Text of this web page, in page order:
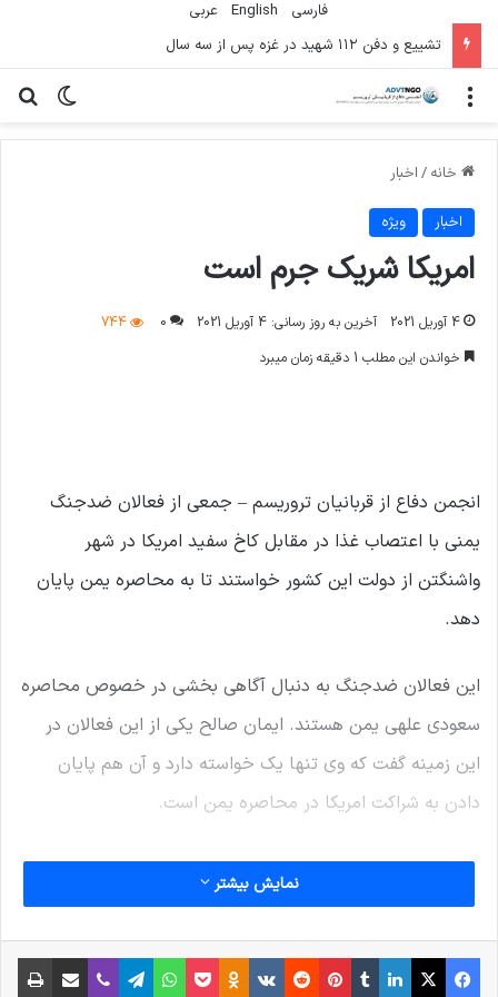
فارسی English
عربي
تشییع و دفن ۱۱۲ شهید در غزه پس از سه سال
تغییر منو
خانه / اخبار
اخبار ویژه
امریکا شریک جرم است
4 آوریل 2021 آخرین به روز رسانی: 4 آوریل 2021 0
744
خواندن این مطلب 1 دقیقه زمان میبرد
انجمن دفاع از قربانیان تروریسم – جمعی از فعالان ضدجنگ
یمنی با اعتصاب غذا در مقابل کاخ سفید امریکا در شهر
واشنگتن از دولت این کشور خواستند تا به محاصره یمن پایان
دهد.
این فعالان ضدجنگ به دنبال آگاهی بخشی در خصوص محاصره
سعودی علهی یمن هستند. ایمان صالح یکی از این فعالان در
این زمینه گفت که وی تنها یک خواسته دارد و آن هم پایان
دادن به شراکت امریکا در محاصره یمن است.
صالح ادامه داد: محاصره امری خشونت آمیز است. بیرحمی و
غیرانسان دوستانه است. ما از بزرگترین بحران بشردوستانه در
جهان صحبت م یکنیم. یمن فقیرترین کشور در جهان عرب و
یکی از فقیرترین کشورهای جهان است. این محاصره جنگی این
نمایش بیشتر
فیس بوک X لینکدین
‫تامبلر‫پین‌ترست
‫رددیت‫VKontakte
‫Odnoklassniki
پاکتواتس آپ تلگراموایبر اشتراک گذاری از طریق ایمیل